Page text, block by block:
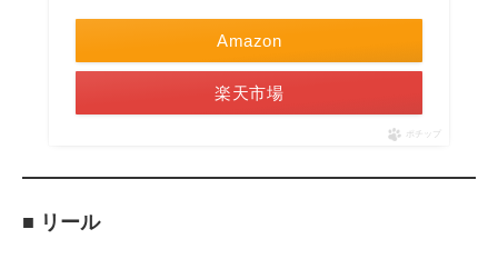
Amazon
楽天市場
ポチップ
■ リール